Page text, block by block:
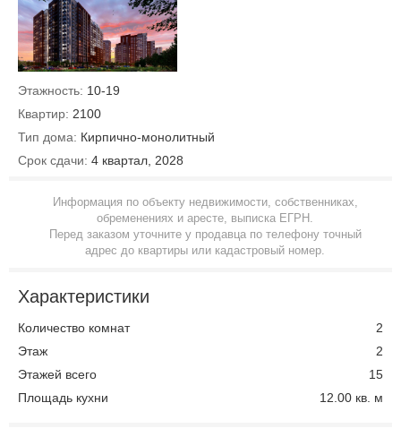
Этажность: 10-19
Квартир: 2100
Тип дома: Кирпично-монолитный
Срок сдачи: 4 квартал, 2028
Информация по объекту недвижимости, собственниках,
обременениях и аресте, выписка ЕГРН.
Перед заказом уточните у продавца по телефону точный
адрес до квартиры или кадастровый номер.
Характеристики
Количество комнат
2
Этаж
2
Этажей всего
15
Площадь кухни
12.00 кв. м